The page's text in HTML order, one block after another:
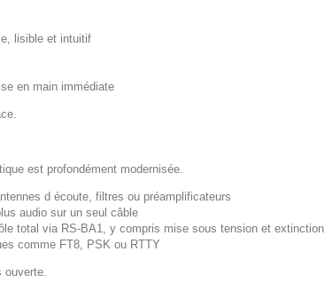
lisible et intuitif
en main immédiate
est profondément modernisée.
d écoute, filtres ou préamplificateurs
audio sur un seul câble
total via RS-BA1, y compris mise sous tension et extinction
comme FT8, PSK ou RTTY
ouverte.